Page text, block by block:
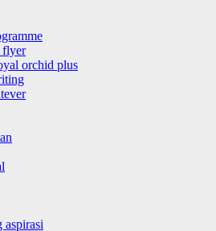
flyer
orchid plus
aspirasi